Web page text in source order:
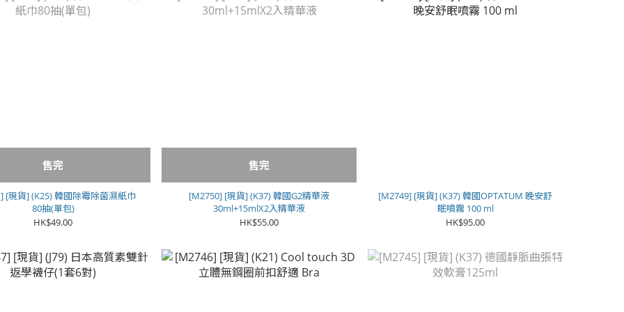
售完
[現貨] (K25) 韓國除霉除菌濕紙巾
80抽(單包)
HK$49.00
售完
[M2750] [現貨] (K37) 韓國G2精華液
30ml+15mlX2入精華液
HK$55.00
[M2749] [現貨] (K37) 韓國OPTATUM 晚安舒
眠噴霧 100 ml
HK$95.00